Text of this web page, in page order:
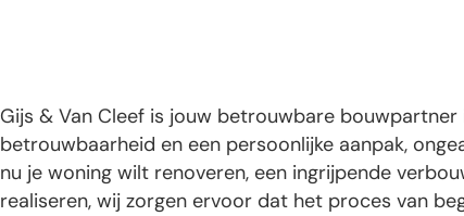
Gijs & Van Cleef is jouw betrouwbare bouwpartner
betrouwbaarheid en een persoonlijke aanpak,
nu je woning wilt renoveren, een ingrijpende
realiseren, wij zorgen ervoor dat het proces van